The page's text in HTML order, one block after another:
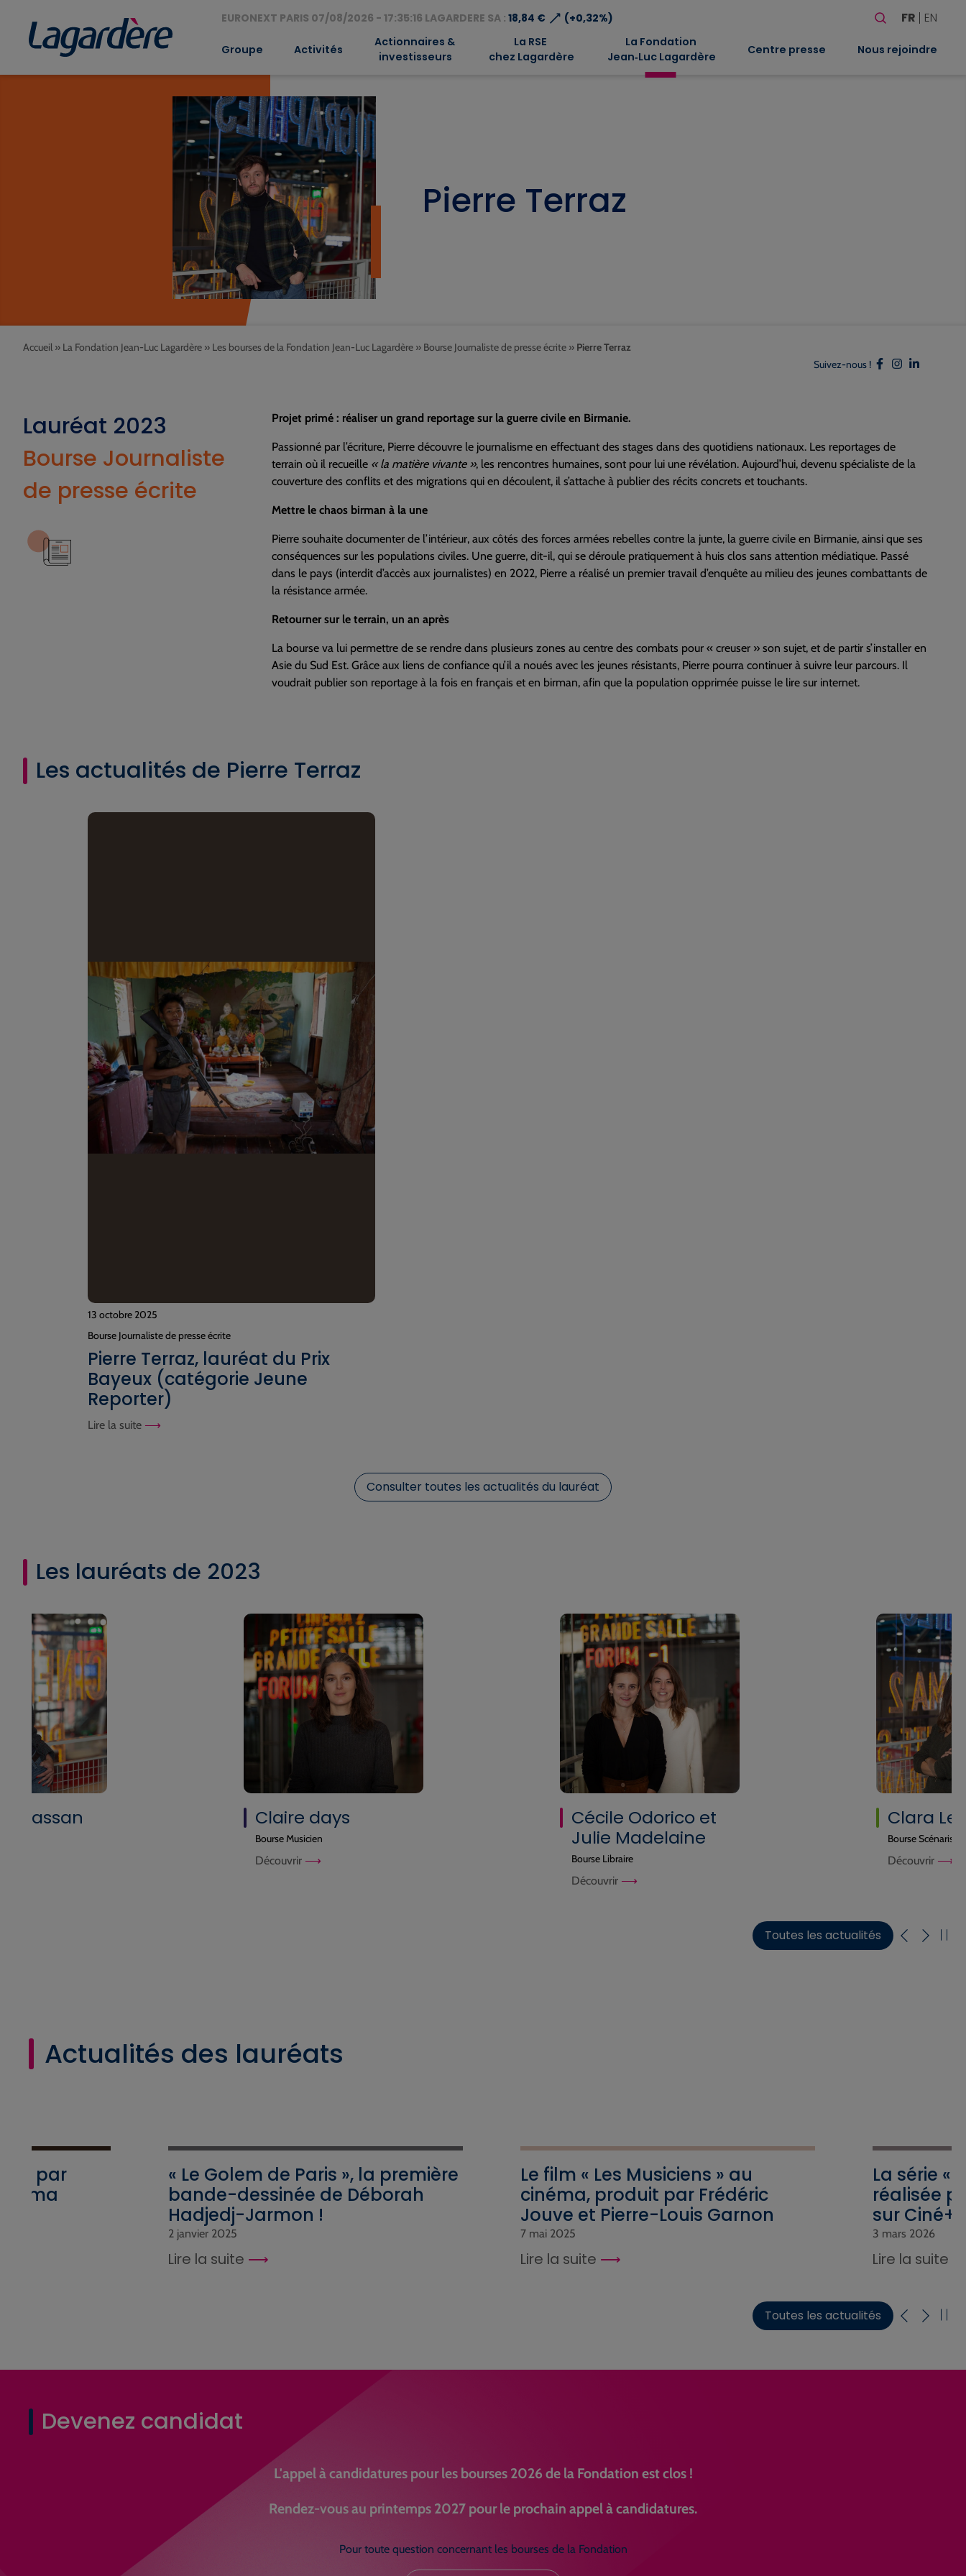
EURONEXT PARIS 07/08/2026 - 17:35:16 LAGARDERE SA : 18,84 €⟶ (+0,32%)
Rechercher
FR EN
Groupe Activités
Actionnaires &
investisseurs
La RSE
chez Lagardère
La Fondation
Jean‑Luc Lagardère
Centre presse Nous rejoindre
Pierre Terraz
Accueil » La Fondation Jean-Luc Lagardère » Les bourses de la Fondation Jean-Luc Lagardère » Bourse Journaliste de presse écrite » Pierre Terraz
Suivez-nous !
Lauréat 2023
Bourse Journaliste
de presse écrite
Projet primé : réaliser un grand reportage sur la guerre civile en Birmanie.
Passionné par l’écriture, Pierre découvre le journalisme en effectuant des stages dans des quotidiens nationaux. Les reportages de
terrain où il recueille « la matière vivante », les rencontres humaines, sont pour lui une révélation. Aujourd’hui, devenu spécialiste de la
couverture des conflits et des migrations qui en découlent, il s’attache à publier des récits concrets et touchants.
Mettre le chaos birman à la une
Pierre souhaite documenter de l’intérieur, aux côtés des forces armées rebelles contre la junte, la guerre civile en Birmanie, ainsi que ses
conséquences sur les populations civiles. Une guerre, dit-il, qui se déroule pratiquement à huis clos sans attention médiatique. Passé
dans le pays (interdit d’accès aux journalistes) en 2022, Pierre a réalisé un premier travail d’enquête au milieu des jeunes combattants de
la résistance armée.
Retourner sur le terrain, un an après
La bourse va lui permettre de se rendre dans plusieurs zones au centre des combats pour « creuser » son sujet, et de partir s’installer en
Asie du Sud Est. Grâce aux liens de confiance qu’il a noués avec les jeunes résistants, Pierre pourra continuer à suivre leur parcours. Il
voudrait publier son reportage à la fois en français et en birman, afin que la population opprimée puisse le lire sur internet.
Les actualités de Pierre Terraz
13 octobre 2025
Bourse Journaliste de presse écrite
Pierre Terraz, lauréat du Prix
Bayeux (catégorie Jeune
Reporter)
Lire la suite
Consulter toutes les actualités du lauréat
Les lauréats de 2023
Cassan Claire days
Bourse Musicien
Découvrir
Cécile Odorico et
Julie Madelaine
Bourse Libraire
Découvrir
Clara
Bourse Scénariste
Découvrir
Toutes les actualités
Actualités des lauréats
par
« Le Golem de Paris », la première
bande-dessinée de Déborah
Hadjedj-Jarmon !
2 janvier 2025
Lire la suite
Le film « Les Musiciens » au
cinéma, produit par Frédéric
Jouve et Pierre-Louis Garnon
7 mai 2025
Lire la suite
La série «
réalisée
sur Ciné+
3 mars 2026
Lire la suite
Toutes les actualités
Devenez candidat
L'appel à candidatures pour les bourses 2026 de la Fondation est clos !
Rendez-vous au printemps 2027 pour le prochain appel à candidatures.
Pour toute question concernant les bourses de la Fondation